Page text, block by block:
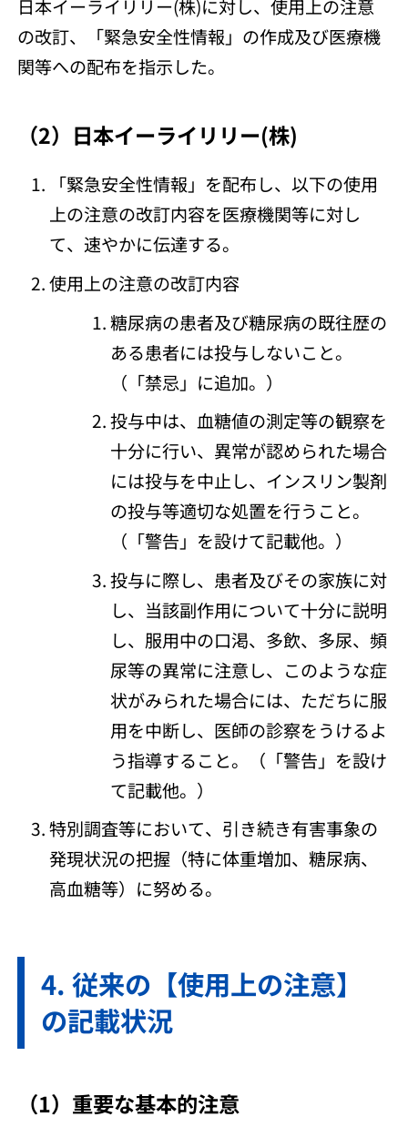
日本イーライリリー(株)に対し、使用上の注意
の改訂、「緊急安全性情報」の作成及び医療機
関等への配布を指示した。
（2）日本イーライリリー(株)
「緊急安全性情報」を配布し、以下の使用
上の注意の改訂内容を医療機関等に対し
て、速やかに伝達する。
使用上の注意の改訂内容
糖尿病の患者及び糖尿病の既往歴の
ある患者には投与しないこと。
（「禁忌」に追加。）
投与中は、血糖値の測定等の観察を
十分に行い、異常が認められた場合
には投与を中止し、インスリン製剤
の投与等適切な処置を行うこと。
（「警告」を設けて記載他。）
投与に際し、患者及びその家族に対
し、当該副作用について十分に説明
し、服用中の口渇、多飲、多尿、頻
尿等の異常に注意し、このような症
状がみられた場合には、ただちに服
用を中断し、医師の診察をうけるよ
う指導すること。（「警告」を設け
て記載他。）
特別調査等において、引き続き有害事象の
発現状況の把握（特に体重増加、糖尿病、
高血糖等）に努める。
従来の【使用上の注意】
の記載状況
（1）重要な基本的注意